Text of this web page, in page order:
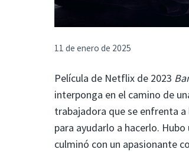
11 de enero de 2025
Película de Netflix de 2023
interponga en el camino de
trabajadora que se enfrenta
para ayudarlo a hacerlo.
culminó con un apasionante